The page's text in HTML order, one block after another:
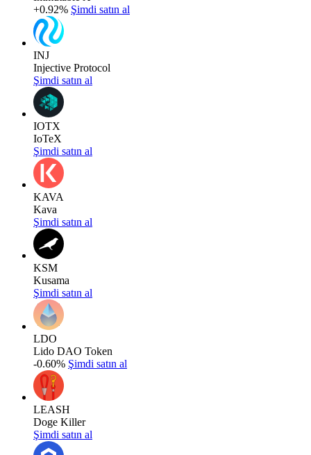
+0.92% Şimdi satın al
INJ
Injective Protocol
Şimdi satın al
IOTX
IoTeX
Şimdi satın al
KAVA
Kava
Şimdi satın al
KSM
Kusama
Şimdi satın al
LDO
Lido DAO Token
-0.60% Şimdi satın al
LEASH
Doge Killer
Şimdi satın al